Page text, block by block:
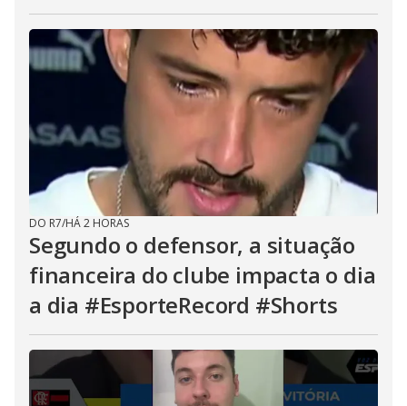
DO R7/HÁ 2 HORAS
Segundo o defensor, a situação
financeira do clube impacta o dia
a dia #EsporteRecord #Shorts